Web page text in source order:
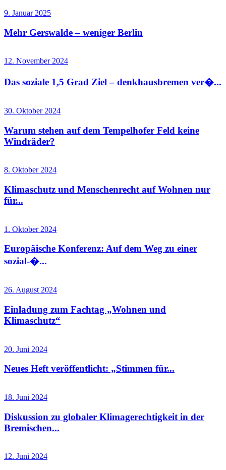
9. Januar 2025
Mehr Gerswalde – weniger Berlin
12. November 2024
Das soziale 1,5 Grad Ziel – denkhausbremen ver�...
30. Oktober 2024
Warum stehen auf dem Tempelhofer Feld keine
Windräder?
8. Oktober 2024
Klimaschutz und Menschenrecht auf Wohnen nur
für...
1. Oktober 2024
Europäische Konferenz: Auf dem Weg zu einer
sozial-�...
26. August 2024
Einladung zum Fachtag „Wohnen und
Klimaschutz“
20. Juni 2024
Neues Heft veröffentlicht: „Stimmen für...
18. Juni 2024
Diskussion zu globaler Klimagerechtigkeit in der
Bremischen...
12. Juni 2024